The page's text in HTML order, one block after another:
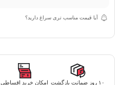
آیا قیمت مناسب تری سراغ دارید؟
۱۰ روز ضمانت بازگشت امکان خرید اقساطی